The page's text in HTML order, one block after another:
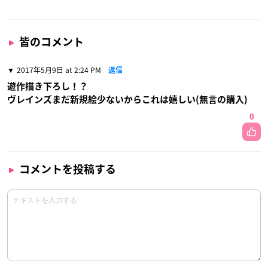
皆のコメント
2017年5月9日 at 2:24 PM 返信
遊作描き下ろし！？
ヴレインズまだ新規絵少ないからこれは嬉しい(無言の購入)
0
コメントを投稿する